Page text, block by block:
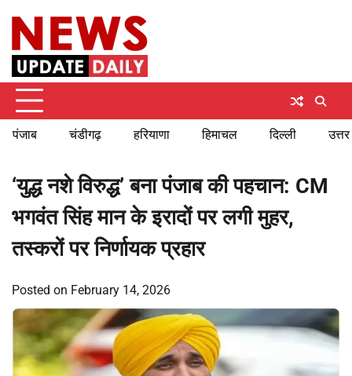
content
पंजाब चंडीगढ़ हरियाणा हिमाचल दिल्ली
‘युद्ध नशे विरुद्ध’ बना पंजाब की पहचान: CM
भगवंत सिंह मान के इरादों पर लगी मुहर,
तस्करों पर निर्णायक प्रहार
Posted on February 14, 2026